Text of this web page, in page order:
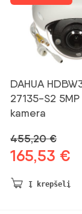
DAHUA
27135-S2
kamera
455,20€
Pradinė
buvo:
165,53 €
Į krepšelį